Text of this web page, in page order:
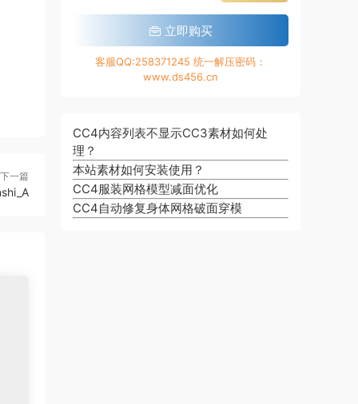
下一篇
立即购买
客服QQ:258371245 统一解压密码：
www.ds456.cn
CC4内容列表不显示CC3素材如何处
理？
本站素材如何安装使用？
CC4服装网格模型减面优化
CC4自动修复身体网格破面穿模